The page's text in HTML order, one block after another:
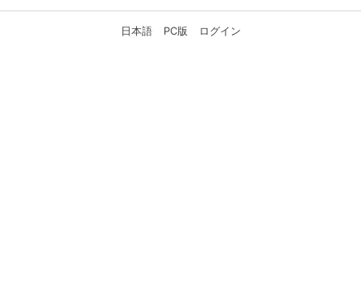
日本語 PC版 ログイン